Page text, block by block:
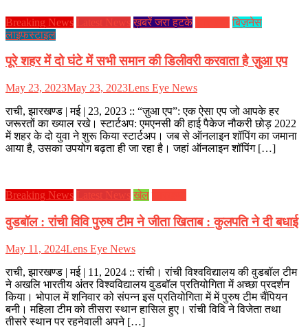
Breaking News Latest News ख़बरें जरा हटके
बिज़नेस
लाइफस्टाइल
पूरे शहर में दो घंटे में सभी समान की डिलीवरी करवाता है ज़ुआ एप
May 23, 2023May 23, 2023Lens Eye News
राची, झारखण्ड | मई | 23, 2023 :: “ज़ुआ एप”: एक ऐसा एप जो आपके हर
जरूरतों का ख्याल रखे। स्टार्टअप: एमएनसी की हाई पैकेज नौकरी छोड़ 2022
में शहर के दो युवा ने शुरू किया स्टार्टअप। जब से ऑनलाइन शॉपिंग का जमाना
आया है, उसका उपयोग बढ़ता ही जा रहा है। जहां ऑनलाइन शॉपिंग […]
Breaking News Latest News खेल
वुडबॉल : रांची विवि पुरुष टीम ने जीता खिताब : कुलपति ने दी बधाई
May 11, 2024Lens Eye News
राची, झारखण्ड | मई | 11, 2024 :: रांची। रांची विश्वविद्यालय की वुडबॉल टीम
ने अखलि भारतीय अंतर विश्वविद्यालय वुडबॉल प्रतियोगिता में अच्छा प्रदर्शन
किया। भोपाल में शनिवार को संपन्न इस प्रतियोगिता में में पुरुष टीम चैंपियन
बनी। महिला टीम को तीसरा स्थान हासिल हुए। रांची विवि ने विजेता तथा
तीसरे स्थान पर रहनेवाली अपने […]